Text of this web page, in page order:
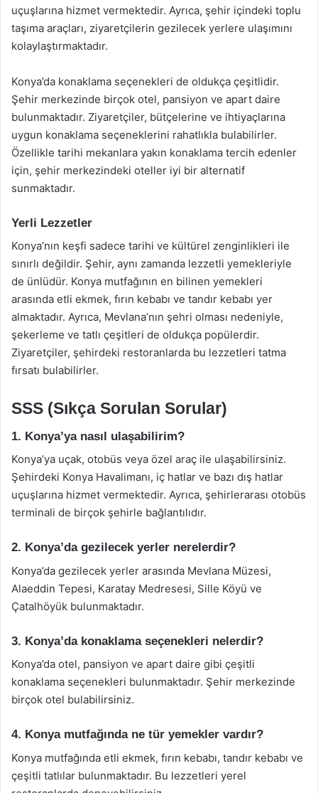
uçuşlarına hizmet vermektedir. Ayrıca, şehir içindeki toplu
taşıma araçları, ziyaretçilerin gezilecek yerlere ulaşımını
kolaylaştırmaktadır.
Konya’da konaklama seçenekleri de oldukça çeşitlidir.
Şehir merkezinde birçok otel, pansiyon ve apart daire
bulunmaktadır. Ziyaretçiler, bütçelerine ve ihtiyaçlarına
uygun konaklama seçeneklerini rahatlıkla bulabilirler.
Özellikle tarihi mekanlara yakın konaklama tercih edenler
için, şehir merkezindeki oteller iyi bir alternatif
sunmaktadır.
Yerli Lezzetler
Konya’nın keşfi sadece tarihi ve kültürel zenginlikleri ile
sınırlı değildir. Şehir, aynı zamanda lezzetli yemekleriyle
de ünlüdür. Konya mutfağının en bilinen yemekleri
arasında etli ekmek, fırın kebabı ve tandır kebabı yer
almaktadır. Ayrıca, Mevlana’nın şehri olması nedeniyle,
şekerleme ve tatlı çeşitleri de oldukça popülerdir.
Ziyaretçiler, şehirdeki restoranlarda bu lezzetleri tatma
fırsatı bulabilirler.
SSS (Sıkça Sorulan Sorular)
1. Konya’ya nasıl ulaşabilirim?
Konya’ya uçak, otobüs veya özel araç ile ulaşabilirsiniz.
Şehirdeki Konya Havalimanı, iç hatlar ve bazı dış hatlar
uçuşlarına hizmet vermektedir. Ayrıca, şehirlerarası otobüs
terminali de birçok şehirle bağlantılıdır.
2. Konya’da gezilecek yerler nerelerdir?
Konya’da gezilecek yerler arasında Mevlana Müzesi,
Alaeddin Tepesi, Karatay Medresesi, Sille Köyü ve
Çatalhöyük bulunmaktadır.
3. Konya’da konaklama seçenekleri nelerdir?
Konya’da otel, pansiyon ve apart daire gibi çeşitli
konaklama seçenekleri bulunmaktadır. Şehir merkezinde
birçok otel bulabilirsiniz.
4. Konya mutfağında ne tür yemekler vardır?
Konya mutfağında etli ekmek, fırın kebabı, tandır kebabı ve
çeşitli tatlılar bulunmaktadır. Bu lezzetleri yerel